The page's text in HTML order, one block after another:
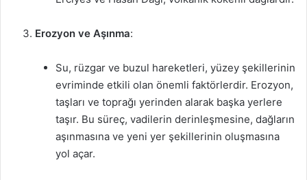
Erozyon ve Aşınma:
Su, rüzgar ve buzul hareketleri, yüzey şekillerinin
evriminde etkili olan önemli faktörlerdir. Erozyon,
taşları ve toprağı yerinden alarak başka yerlere
taşır. Bu süreç, vadilerin derinleşmesine, dağların
aşınmasına ve yeni yer şekillerinin oluşmasına
yol açar.